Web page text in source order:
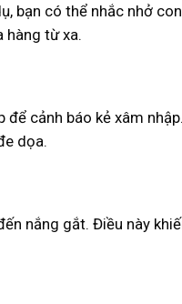
bạn có thể nhắc nhở
hàng từ xa.
cảnh báo kẻ xâm
dọa.
nắng gắt. Điều này